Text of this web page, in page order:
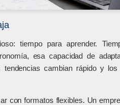
tiempo para aprender.
esa capacidad de
cambian rápido y
con formatos flexibles. Un